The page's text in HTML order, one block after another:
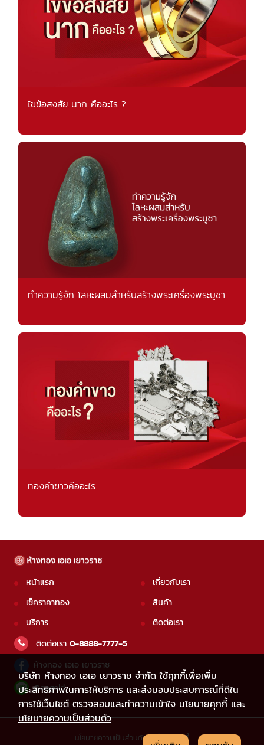
ไขข้อสงสัย นาก คืออะไร ?
ทำความรู้จัก โลหะผสมสำหรับสร้างพระเครื่องพระบูชา
ทองคำขาวคืออะไร
บริษัท ห้างทอง เอเอ เยาวราช จำกัด ใช้คุกกี้เพื่อเพิ่ม
ประสิทธิภาพในการให้บริการ และส่งมอบประสบการณ์ที่ดีใน
การใช้เว็บไซต์ ตรวจสอบและทำความเข้าใจ นโยบายคุกกี้และ
นโยบายความเป็นส่วนตัว
หน้าแรก
เช็คราคาทอง
บริการ
เกี่ยวกับเรา
สินค้า
ติดต่อเรา
ติดต่อเรา 0-8888-7777-5
ห้างทอง เอเอ เยาวราช
@aagold
นโยบายความเป็นส่วนตัว|นโยบายคุกกี้